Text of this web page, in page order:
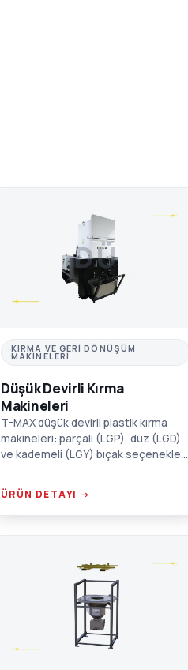
DÜ
KIRMA VE GERI DÖNÜŞÜM
MAKINELERI
Düşük Devirli Kırma
Makineleri
T-MAX düşük devirli plastik kırma
makineleri: parçalı (LGP), düz (LGD)
ve kademeli (LGY) bıçak seçenekleri.
duvarlı hazne.
ÜRÜN DETAYI →
C